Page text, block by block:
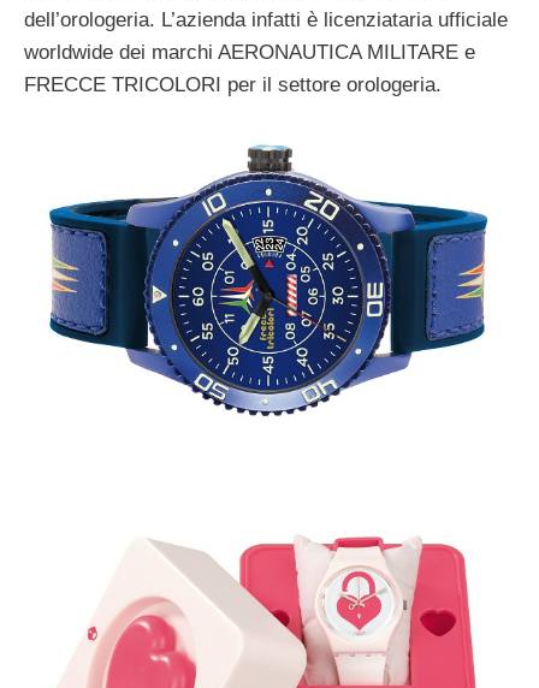
dell’orologeria. L’azienda infatti è licenziataria ufficiale
worldwide dei marchi AERONAUTICA MILITARE e
FRECCE TRICOLORI per il settore orologeria.